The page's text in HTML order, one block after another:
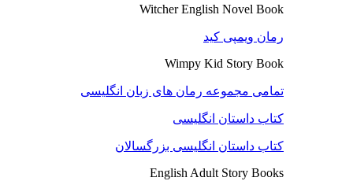
Witcher English Novel Book
رمان ویمپی کید
Wimpy Kid Story Book
تمامی مجموعه رمان های زبان انگلیسی
کتاب داستان انگلیسی
کتاب داستان انگلیسی بزرگسالان
English Adult Story Books